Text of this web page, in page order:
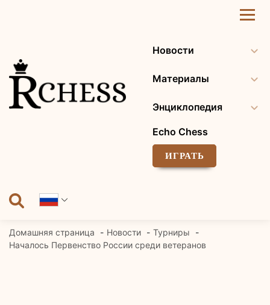
Новости
Материалы
Энциклопедия
Echo Chess
ИГРАТЬ
Домашняя страница Новости
Турниры
Началось Первенство России среди ветеранов